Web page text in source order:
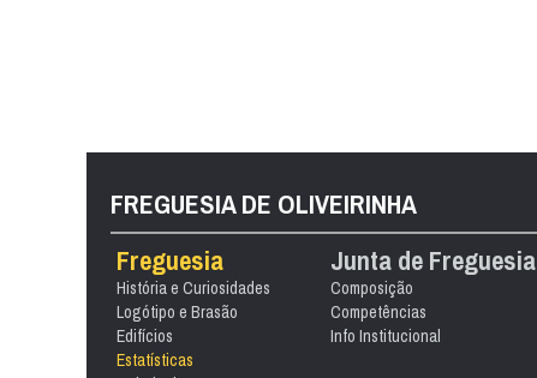
FREGUESIA DE OLIVEIRINHA
Freguesia
História e Curiosidades
Logótipo e Brasão
Edifícios
Estatísticas
Junta de Freguesia
Composição
Competências
Info Institucional